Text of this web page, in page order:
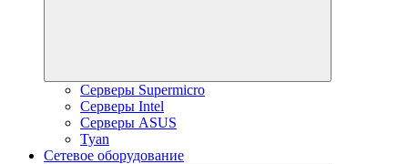
Серверы Supermicro
Серверы Intel
Серверы ASUS
Tyan
Сетевое оборудование